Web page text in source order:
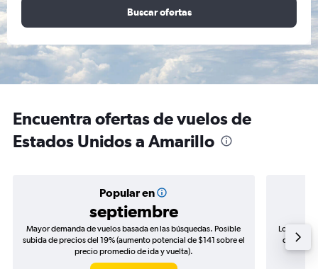
Buscar ofertas
Encuentra ofertas de vuelos de
Estados Unidos a Amarillo
Popular en
septiembre
Mayor demanda de vuelos basada en las búsquedas. Posible
subida de precios del 19% (aumento potencial de $141 sobre el
precio promedio de ida y vuelta).
Los
de